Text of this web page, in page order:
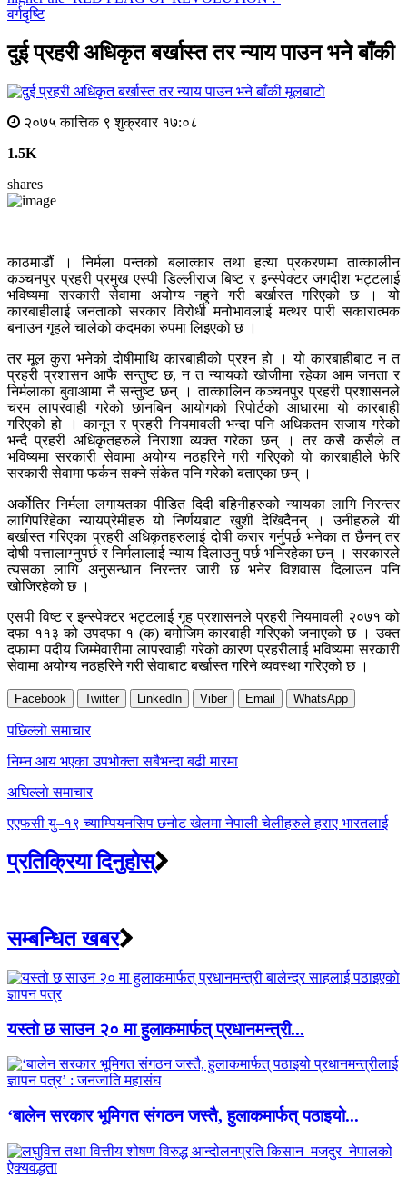
वर्गदृष्टि
दुई प्रहरी अधिकृत बर्खास्त तर न्याय पाउन भने बाँकी
मूलबाटाे
२०७५ कात्तिक ९ शुक्रवार १७:०८
1.5K
shares
काठमाडौं । निर्मला पन्तको बलात्कार तथा हत्या प्रकरणमा तात्कालीन
कञ्चनपुर प्रहरी प्रमुख एस्पी डिल्लीराज बिष्ट र इन्स्पेक्टर जगदीश भट्टलाई
भविष्यमा सरकारी सेवामा अयोग्य नहुने गरी बर्खास्त गरिएको छ । यो
कारबाहीलाई जनताको सरकार विरोधी मनोभावलाई मत्थर पारी सकारात्मक
बनाउन गृहले चालेको कदमका रुपमा लिइएको छ ।
तर मूल कुरा भनेको दोषीमाथि कारबाहीको प्रश्न हो । यो कारबाहीबाट न त
प्रहरी प्रशासन आफै सन्तुष्ट छ, न त न्यायको खोजीमा रहेका आम जनता र
निर्मलाका बुवाआमा नै सन्तुष्ट छन् । तात्कालिन कञ्चनपुर प्रहरी प्रशासनले
चरम लापरवाही गरेको छानबिन आयोगको रिपोर्टको आधारमा यो कारबाही
गरिएको हो । कानून र प्रहरी नियमावली भन्दा पनि अधिकतम सजाय गरेको
भन्दै प्रहरी अधिकृतहरुले निराशा व्यक्त गरेका छन् । तर कसै कसैले त
भविष्यमा सरकारी सेवामा अयोग्य नठहरिने गरी गरिएको यो कारबाहीले फेरि
सरकारी सेवामा फर्कन सक्ने संकेत पनि गरेको बताएका छन् ।
अर्कोतिर निर्मला लगायतका पीडित दिदी बहिनीहरुको न्यायका लागि निरन्तर
लागिपरिहेका न्यायप्रेमीहरु यो निर्णयबाट खुशी देखिदैनन् । उनीहरुले यी
बर्खास्त गरिएका प्रहरी अधिकृतहरुलाई दोषी करार गर्नुपर्छ भनेका त छैनन् तर
दोषी पत्तालाग्नुपर्छ र निर्मलालाई न्याय दिलाउनु पर्छ भनिरहेका छन् । सरकारले
त्यसका लागि अनुसन्धान निरन्तर जारी छ भनेर विशवास दिलाउन पनि
खोजिरहेको छ ।
एसपी विष्ट र इन्स्पेक्टर भट्टलाई गृह प्रशासनले प्रहरी नियमावली २०७१ को
दफा ११३ को उपदफा १ (क) बमोजिम कारबाही गरिएको जनाएको छ । उक्त
दफामा पदीय जिम्मेवारीमा लापरवाही गरेको कारण प्रहरीलाई भविष्यमा सरकारी
सेवामा अयोग्य नठहरिने गरी सेवाबाट बर्खास्त गरिने व्यवस्था गरिएको छ ।
Facebook Twitter LinkedIn Viber Email WhatsApp
Post
navigation
पछिल्लाे समाचार
निम्न आय भएका उपभोक्ता सबैभन्दा बढी मारमा
अघिल्लाे समाचार
एएफसी यु–१९ च्याम्पियनसिप छनोट खेलमा नेपाली चेलीहरुले हराए भारतलाई
प्रतिक्रिया दिनुहोस्
सम्बन्धित खबर
यस्तो छ साउन २० मा हुलाकमार्फत् प्रधानमन्त्री...
‘बालेन सरकार भूमिगत संगठन जस्तै, हुलाकमार्फत् पठाइयो...